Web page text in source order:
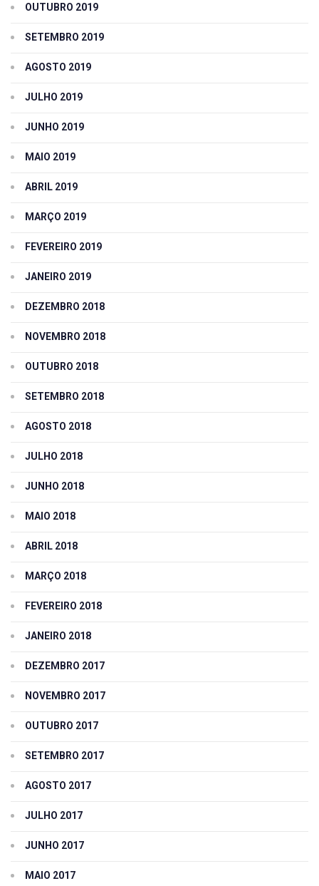
OUTUBRO 2019
SETEMBRO 2019
AGOSTO 2019
JULHO 2019
JUNHO 2019
MAIO 2019
ABRIL 2019
MARÇO 2019
FEVEREIRO 2019
JANEIRO 2019
DEZEMBRO 2018
NOVEMBRO 2018
OUTUBRO 2018
SETEMBRO 2018
AGOSTO 2018
JULHO 2018
JUNHO 2018
MAIO 2018
ABRIL 2018
MARÇO 2018
FEVEREIRO 2018
JANEIRO 2018
DEZEMBRO 2017
NOVEMBRO 2017
OUTUBRO 2017
SETEMBRO 2017
AGOSTO 2017
JULHO 2017
JUNHO 2017
MAIO 2017